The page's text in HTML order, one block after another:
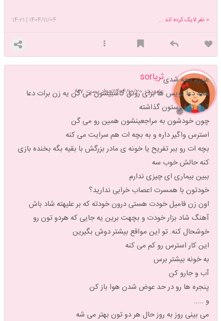
1404/11/04
|
14:21 0 نفر لایک کرده اند ...
ثریاsor
عضویت: 1404/10/20 تعداد پست: 817
عزیزم بچه شدی
همه دعا نویس ها برای رونق کاسبیشون می گن یه زن برات دعا
کرده تو قبرستون گذاشته
چون خودشون به مراجعینشون همین رو می گن
استرس واگیر داره و به بچه ات هم سرایت می کنه
بچه ات رو ببر تفریح یا خونه ی مادر بزرگش با بقیه بگه بخنده بازی
کنه حالش خوب سه
ببین بیماری ای چیزی ندارم
خودتون با همسرت اعصاب خرابی ندارید؟
اون زن فامیل خودت هستی درون خودته که بر علیهته شاد باش
آهنگ شاد بزار خودت و بچهت برین یه جایی که هردو تون رو
خوشحال کنه. تو این مواقع بیشتر دوش بگیرین
این کار استرس رو کم می کنه
به خونه بیشتر برس
آب و جارو کن
پنجره ها رو در حد عوض شدن هوا باز کن
و .....
می بینی روز به روز حال هر دو تون بهتر می شه